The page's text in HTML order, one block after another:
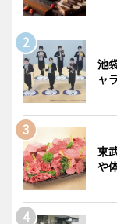
池
ャ
東
や